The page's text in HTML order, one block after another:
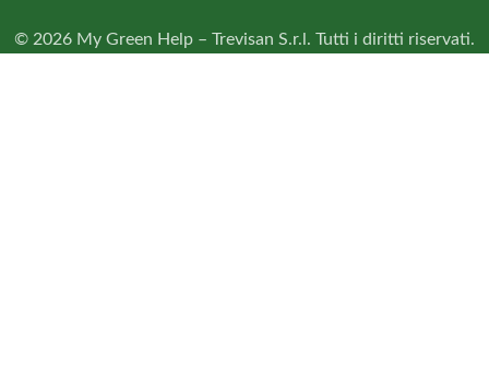
© 2026 My Green Help – Trevisan S.r.l. Tutti i diritti riservati.